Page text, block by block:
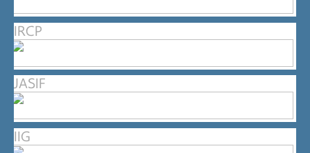
IRCP
JASIF
IIG